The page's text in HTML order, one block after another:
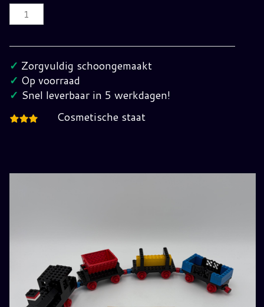
LEGO
set
70
hoeveelheid
✓ Zorgvuldig schoongemaakt
✓ Op voorraad
✓ Snel leverbaar in 5 werkdagen!
Cosmetische staat